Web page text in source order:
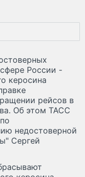
России -
керосина
рейсов в
Об этом ТАСС
недостоверной
Сергей